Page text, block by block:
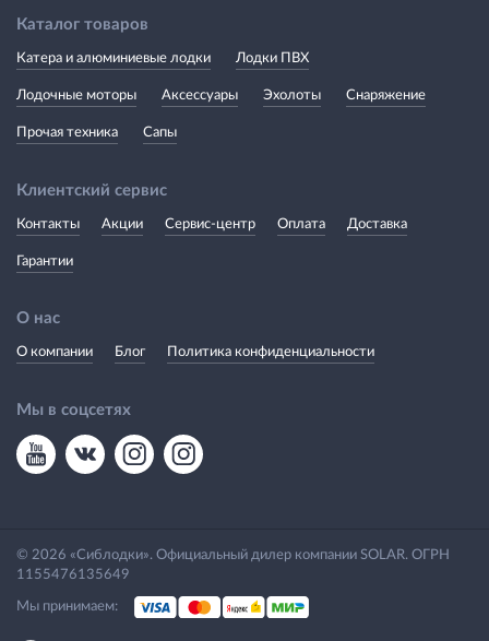
Каталог товаров
Катера и алюминиевые лодки Лодки ПВХ
Лодочные моторы Аксессуары Эхолоты Снаряжение
Прочая техника Сапы
Клиентский сервис
Контакты Акции Сервис-центр Оплата Доставка
Гарантии
О нас
О компании Блог Политика конфиденциальности
Мы в соцсетях
© 2026 «Сиблодки». Официальный дилер компании SOLAR. ОГРН
1155476135649
Мы принимаем: